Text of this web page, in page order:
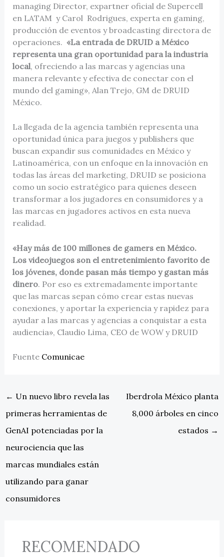
managing Director, expartner oficial de Supercell
en LATAM y Carol Rodrigues, experta en gaming,
producción de eventos y broadcasting directora de
operaciones. «La entrada de DRUID a México
representa una gran oportunidad para la industria
local, ofreciendo a las marcas y agencias una
manera relevante y efectiva de conectar con el
mundo del gaming», Alan Trejo, GM de DRUID
México.
La llegada de la agencia también representa una
oportunidad única para juegos y publishers que
buscan expandir sus comunidades en México y
Latinoamérica, con un enfoque en la innovación en
todas las áreas del marketing, DRUID se posiciona
como un socio estratégico para quienes deseen
transformar a los jugadores en consumidores y a
las marcas en jugadores activos en esta nueva
realidad.
«Hay más de 100 millones de gamers en México.
Los videojuegos son el entretenimiento favorito de
los jóvenes, donde pasan más tiempo y gastan más
dinero. Por eso es extremadamente importante
que las marcas sepan cómo crear estas nuevas
conexiones, y aportar la experiencia y rapidez para
ayudar a las marcas y agencias a conquistar a esta
audiencia», Claudio Lima, CEO de WOW y DRUID
Fuente Comunicae
← Un nuevo libro revela las
primeras herramientas de
GenAI potenciadas por la
neurociencia que las
marcas mundiales están
utilizando para ganar
consumidores
Iberdrola México planta
8,000 árboles en cinco
estados →
RECOMENDADO